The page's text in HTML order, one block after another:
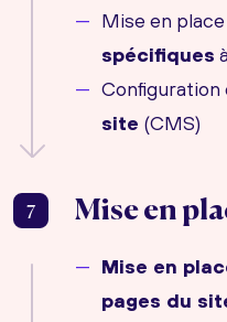
Mise en
spécifiques
Configuration
site (CMS)
7 Mise en
Mise en
pages du